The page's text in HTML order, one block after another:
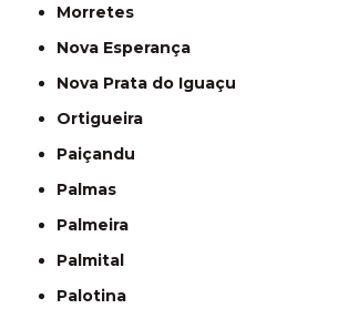
Morretes
Nova Esperança
Nova Prata do Iguaçu
Ortigueira
Paiçandu
Palmas
Palmeira
Palmital
Palotina